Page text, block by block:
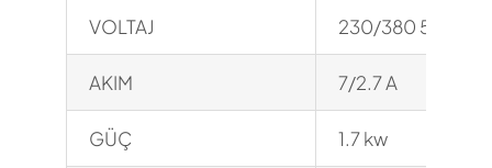
VOLTAJ 230/380 50 hz
AKIM 7/2.7 A
GÜÇ 1.7 kw